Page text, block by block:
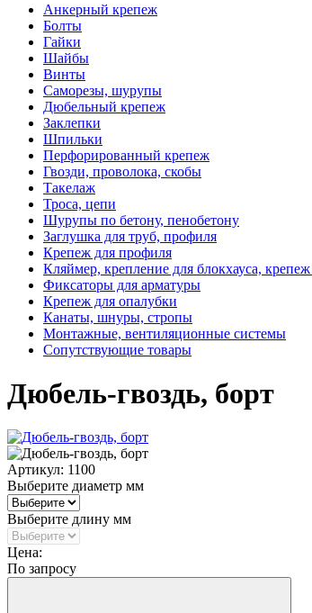
Анкерный крепеж
Болты
Гайки
Шайбы
Винты
Саморезы, шурупы
Дюбельный крепеж
Заклепки
Шпильки
Перфорированный крепеж
Гвозди, проволока, скобы
Такелаж
Троса, цепи
Шурупы по бетону, пенобетону
Заглушка для труб, профиля
Крепеж для профиля
Кляймер, крепление для блокхауса,
Фиксаторы для арматуры
Крепеж для опалубки
Канаты, шнуры, стропы
Монтажные, вентиляционные системы
Сопутствующие товары
Дюбель-гвоздь, борт
Артикул: 1100
Выберите диаметр мм
Выберите длину мм
Цена:
По запросу